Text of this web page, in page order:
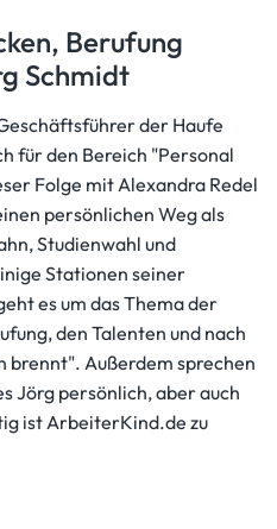
Berufung
Schmidt
der Haufe
für den Bereich "Personal
Folge mit Alexandra Redel
persönlichen Weg als
Studienwahl und
Stationen seiner
es um das Thema der
den Talenten und nach
brennt". Außerdem sprechen
Jörg persönlich, aber auch
ist ArbeiterKind.de zu